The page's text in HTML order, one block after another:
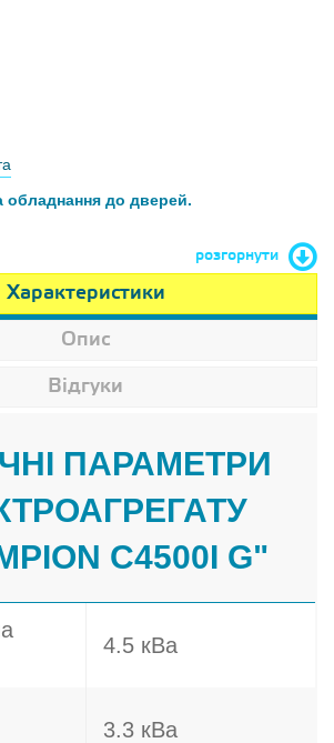
до дверей.
розгорнути
Характеристики
Опис
Відгуки
ПАРАМЕТРИ
C4500I G"
4.5 кВа
3.3 кВа